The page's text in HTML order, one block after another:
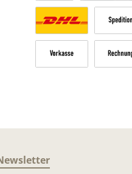
PayPal Kredit- oder
VersandkostenSperrgut